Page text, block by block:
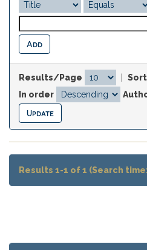
Results/Page
In order
Results 1-1 of 1 (Search